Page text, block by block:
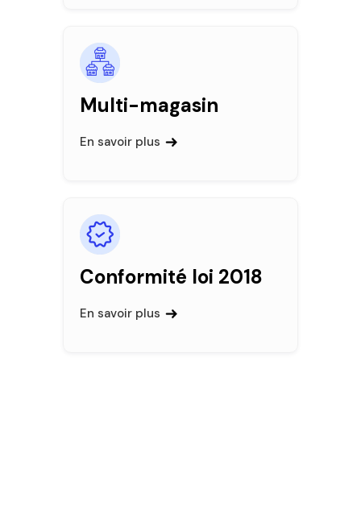
Multi-magasin
En savoir plus
Conformité loi 2018
En savoir plus